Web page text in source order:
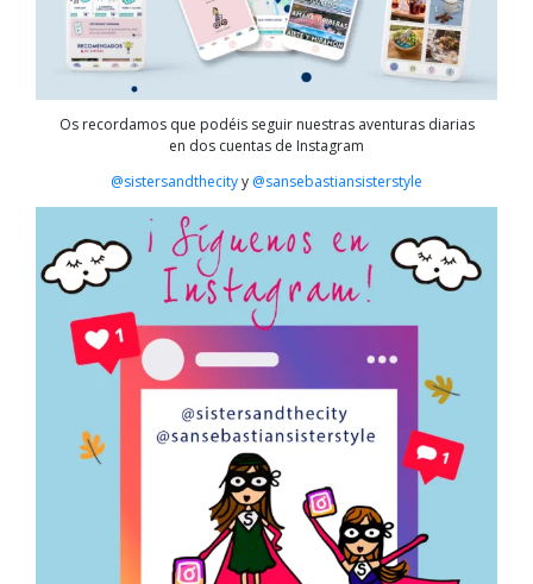
Os recordamos que podéis seguir nuestras aventuras diarias
en dos cuentas de Instagram
@sistersandthecityy @sansebastiansisterstyle